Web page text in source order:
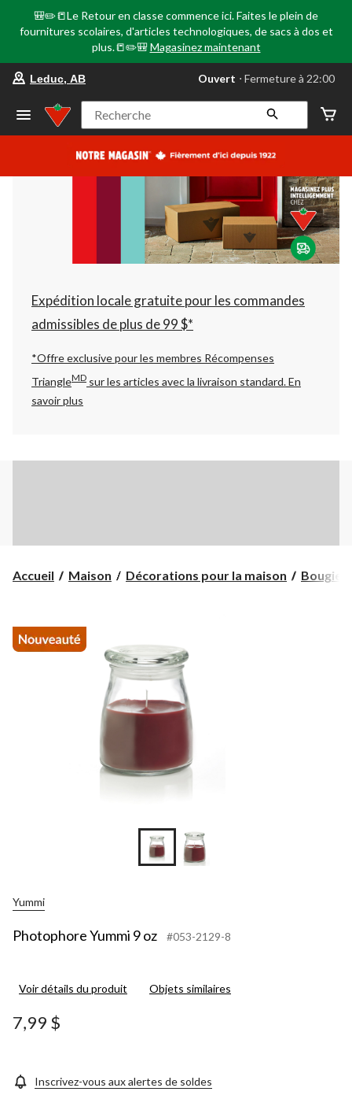
🎒✏️📒Le Retour en classe commence ici. Faites le plein de
fournitures scolaires, d'articles technologiques, de sacs à dos et
plus.📒✏️🎒 Magasinez maintenant
votre
préféré
Leduc,
AB,
courament
Fermeture
à
22:00
cliquer
pour
changer
Leduc, AB Ouvert ⋅ Fermeture à 22:00
Recherche
Expédition locale gratuite pour les commandes
admissibles de plus de 99 $*
*Offre exclusive pour les membres Récompenses
TriangleMD sur les articles avec la livraison standard.En
savoir plus
Accueil Maison Décorations pour la maison Bougies
Yummi
Photophore Yummi 9 oz #053-2129-8
Voir détails du produit Objets similaires
7,99 $
Inscrivez-vous aux alertes de soldes